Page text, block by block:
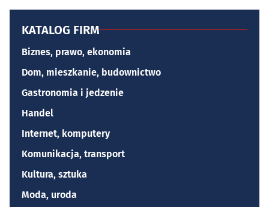
KATALOG FIRM
Biznes, prawo, ekonomia
Dom, mieszkanie, budownictwo
Gastronomia i jedzenie
Handel
Internet, komputery
Komunikacja, transport
Kultura, sztuka
Moda, uroda